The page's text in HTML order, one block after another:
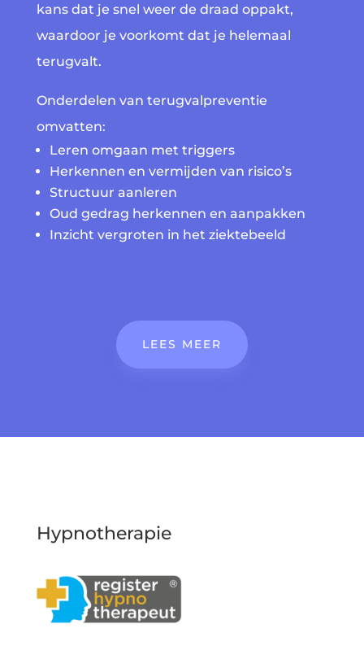
kans dat je snel weer de draad oppakt,
waardoor je voorkomt dat je helemaal
terugvalt.
Onderdelen van terugvalpreventie
omvatten:
Leren omgaan met triggers
Herkennen en vermijden van risico’s
Structuur aanleren
Oud gedrag herkennen en aanpakken
Inzicht vergroten in het ziektebeeld
LEES MEER
Hypnotherapie